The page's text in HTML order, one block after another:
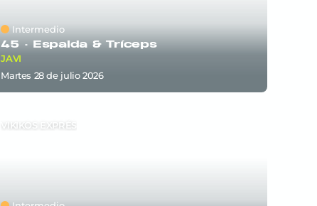
Intermedio
45 · Espalda & Tríceps
JAVI
martes 28de julio 2026
VIKIKOS EXPRÉS